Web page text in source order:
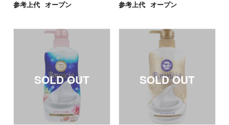
参考上代 オープン 参考上代 オープン